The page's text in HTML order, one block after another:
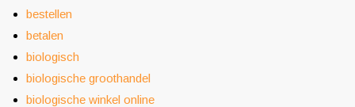
bestellen
betalen
biologisch
biologische groothandel
biologische winkel online